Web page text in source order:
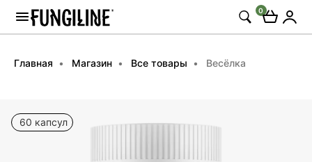
0
Главная Магазин Все товары Весёлка
60 капсул